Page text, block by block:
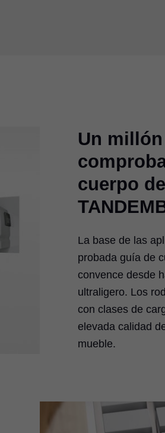
Un
cuerpo
La base de las
probada guía de
convence desde
ultraligero. Los
con clases de
elevada calidad
mueble.